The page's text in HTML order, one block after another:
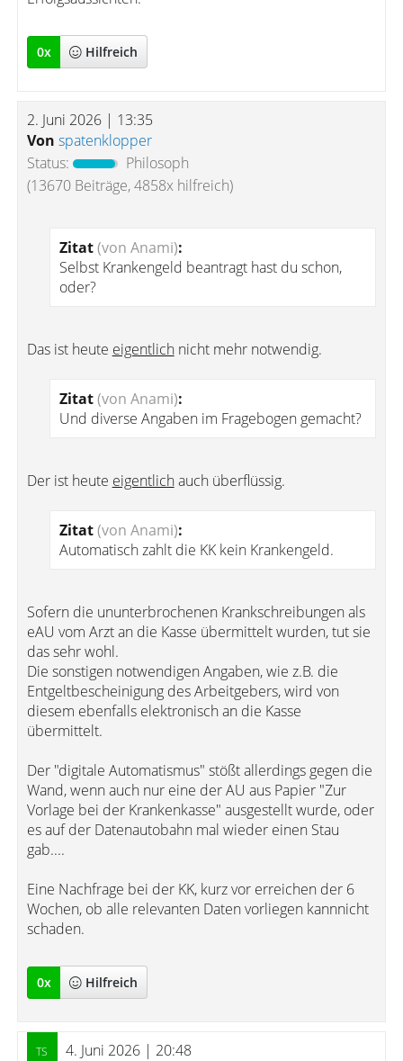
0x Hilfreich
2. Juni 2026 | 13:35
Von spatenklopper
Status:
Philosoph
(13670 Beiträge, 4858x hilfreich)
Zitat(von Anami):
Selbst Krankengeld beantragt hast du schon,
oder?
Das ist heute eigentlichnicht mehr notwendig.
Zitat(von Anami):
Und diverse Angaben im Fragebogen gemacht?
Der ist heute eigentlichauch überflüssig.
Zitat(von Anami):
Automatisch zahlt die KK kein Krankengeld.
Sofern die ununterbrochenen Krankschreibungen als
eAU vom Arzt an die Kasse übermittelt wurden, tut sie
das sehr wohl.
Die sonstigen notwendigen Angaben, wie z.B. die
Entgeltbescheinigung des Arbeitgebers, wird von
diesem ebenfalls elektronisch an die Kasse
übermittelt.
Der "digitale Automatismus" stößt allerdings gegen die
Wand, wenn auch nur eine der AU aus Papier "Zur
Vorlage bei der Krankenkasse" ausgestellt wurde, oder
es auf der Datenautobahn mal wieder einen Stau
gab....
Eine Nachfrage bei der KK, kurz vor erreichen der 6
Wochen, ob alle relevanten Daten vorliegen kannnicht
schaden.
0x Hilfreich
4. Juni 2026 | 20:48